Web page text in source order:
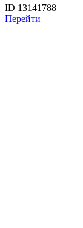
ID 13141788
Перейти